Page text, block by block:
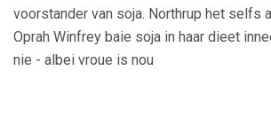
voorstander van soja. Northrup het selfs
Oprah Winfrey baie soja in haar dieet
nie - albei vroue is nou